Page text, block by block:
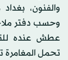
والفنون،
وحسب دفتر
عطش عنده
تحمل المغامرة